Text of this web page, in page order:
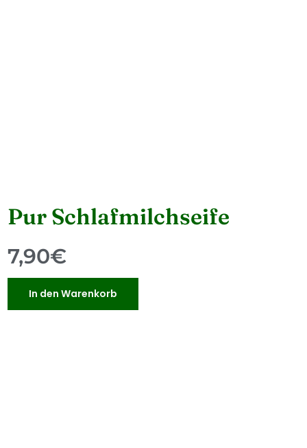
Pur Schlafmilchseife
7,90€
In den Warenkorb